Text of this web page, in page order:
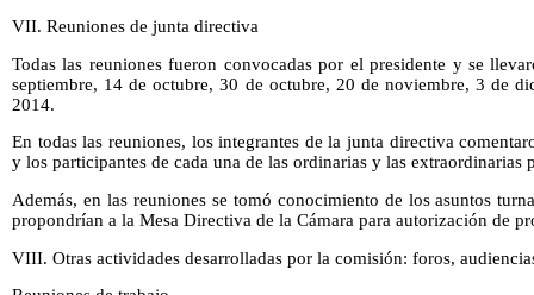
VII. Reuniones de junta directiva
Todas las reuniones fueron convocadas por el presidente y se
septiembre, 14 de octubre, 30 de octubre, 20 de noviembre, 3 de
2014.
En todas las reuniones, los integrantes de la junta directiva
y los participantes de cada una de las ordinarias y las extraordinarias
Además, en las reuniones se tomó conocimiento de los asuntos
propondrían a la Mesa Directiva de la Cámara para autorización de
VIII. Otras actividades desarrolladas por la comisión: foros,